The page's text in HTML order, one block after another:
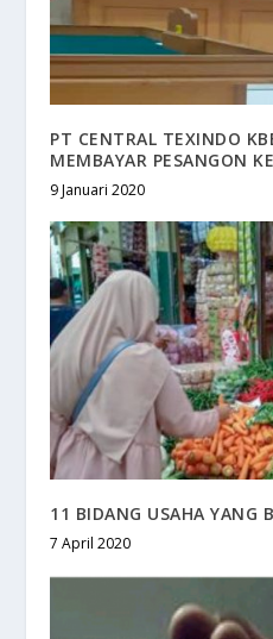
PT CENTRAL TEXINDO
MEMBAYAR PESANGON
9 Januari 2020
11 BIDANG USAHA YANG
7 April 2020